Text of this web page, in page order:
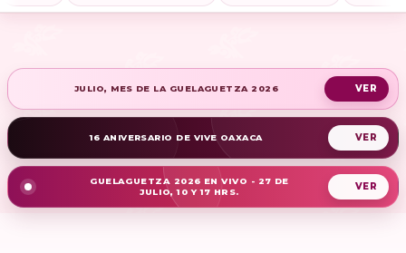
JULIO, MES DE LA GUELAGUETZA 2026
16 ANIVERSARIO DE VIVE OAXACA
GUELAGUETZA 2026 EN VIVO - 27 DE
JULIO, 10 Y 17 HRS.